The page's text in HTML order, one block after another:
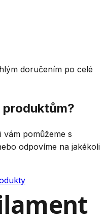
doručením po celé
vám pomůžeme s
odpovíme na jakékoli